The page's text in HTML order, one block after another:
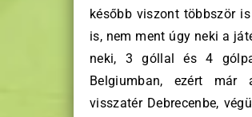
később viszont többször
is, nem ment úgy neki a
neki, 3 góllal és 4
Belgiumban, ezért már
visszatér Debrecenbe,